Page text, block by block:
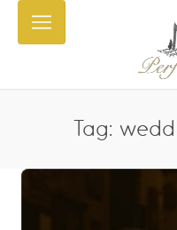
Tag: